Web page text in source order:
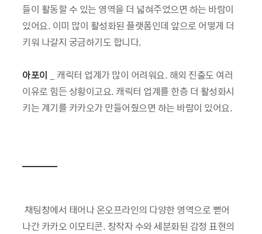
들이 활동할 수 있는 영역을 더 넓혀주었으면 하는 바람이
있어요. 이미 많이 활성화된 플랫폼인데 앞으로 어떻게 더
키워 나갈지 궁금하기도 합니다.
아포이 _ 캐릭터 업계가 많이 어려워요. 해외 진출도 여러
이유로 힘든 상황이고요. 캐릭터 업계를 한층 더 활성화시
키는 계기를 카카오가 만들어줬으면 하는 바람이 있어요.
채팅창에서 태어나 온오프라인의 다양한 영역으로 뻗어
나간 카카오 이모티콘. 창작자 수와 세분화된 감정 표현의